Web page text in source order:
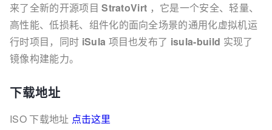
来了全新的开源项目 StratoVirt ，它是一个安全、轻量、
高性能、低损耗、组件化的面向全场景的通用化虚拟机运
行时项目，同时 iSula 项目也发布了 isula-build 实现了
镜像构建能力。
下载地址
ISO 下载地址 点击这里